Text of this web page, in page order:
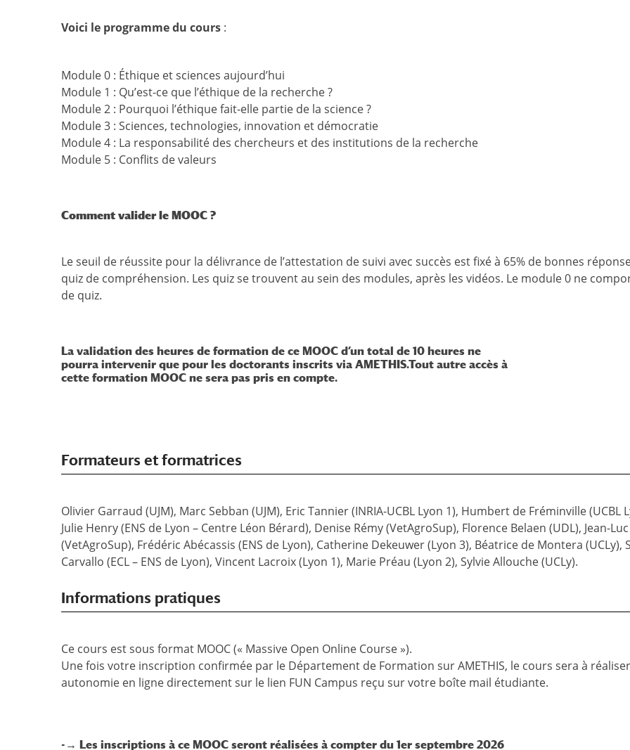
Voici le programme du cours :
Module 0 : Éthique et sciences aujourd’hui
Module 1 : Qu’est-ce que l’éthique de la recherche ?
Module 2 : Pourquoi l’éthique fait-elle partie de la science ?
Module 3 : Sciences, technologies, innovation et démocratie
Module 4 : La responsabilité des chercheurs et des institutions de la recherche
Module 5 : Conflits de valeurs
Comment valider le MOOC ?
Le seuil de réussite pour la délivrance de l’attestation de suivi avec succès est fixé à 65% de bonnes
quiz de compréhension. Les quiz se trouvent au sein des modules, après les vidéos. Le module 0 ne
de quiz.
La validation des heures de formation de ce MOOC d’un total de 10 heures ne
pourra intervenir que pour les doctorants inscrits via AMETHIS.Tout autre accès à
cette formation MOOC ne sera pas pris en compte.
Formateurs et formatrices
Olivier Garraud (UJM), Marc Sebban (UJM), Eric Tannier (INRIA-UCBL Lyon 1), Humbert de Fréminville (UCBL
Julie Henry (ENS de Lyon – Centre Léon Bérard), Denise Rémy (VetAgroSup), Florence Belaen (UDL), Jean-
(VetAgroSup), Frédéric Abécassis (ENS de Lyon), Catherine Dekeuwer (Lyon 3), Béatrice de Montera (UCLy),
Carvallo (ECL – ENS de Lyon), Vincent Lacroix (Lyon 1), Marie Préau (Lyon 2), Sylvie Allouche (UCLy).
Informations pratiques
Ce cours est sous format MOOC (« Massive Open Online Course »).
Une fois votre inscription confirmée par le Département de Formation sur AMETHIS, le cours sera à
autonomie en ligne directement sur le lien FUN Campus reçu sur votre boîte mail étudiante.
-→ Les inscriptions à ce MOOC seront réalisées à compter du 1er septembre 2026